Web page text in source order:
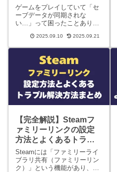
とめ
ゲームをプレイしていて「セ
ーブデータが同期されな
い…」って困ったことありま
PCを行き来しながら遊びたい
のに、進めたはずのデータが
反映されてないとガッカリし
ますよね。 でも安心してくだ
さい！Steamクラウドの同期
2025.09.10 2025.09.21
【完全解説】Steamフ
ァミリーリンクの設定
方法とよくあるトラブ
ル解決方法まとめ
Steamには「ファミリーライ
ブラリ共有（ファミリーリン
ク）」という機能があり、購